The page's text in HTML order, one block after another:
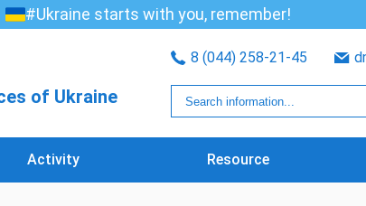
#Ukraine starts with you, remember!
of Ukraine
8 (044) 258-21-45
Activity Resource